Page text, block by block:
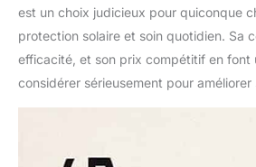
est un choix judicieux pour quiconque
protection solaire et soin quotidien. Sa
efficacité, et son prix compétitif en font
considérer sérieusement pour